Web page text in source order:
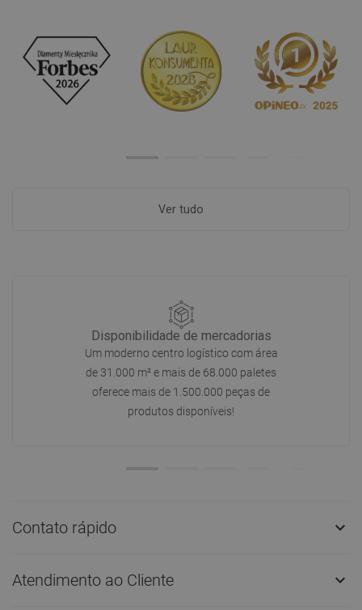
Ver tudo
Disponibilidade de mercadorias
Um moderno centro logístico com área
de 31.000 m² e mais de 68.000 paletes
oferece mais de 1.500.000 peças de
produtos disponíveis!
Contato rápido 
Atendimento ao Cliente 